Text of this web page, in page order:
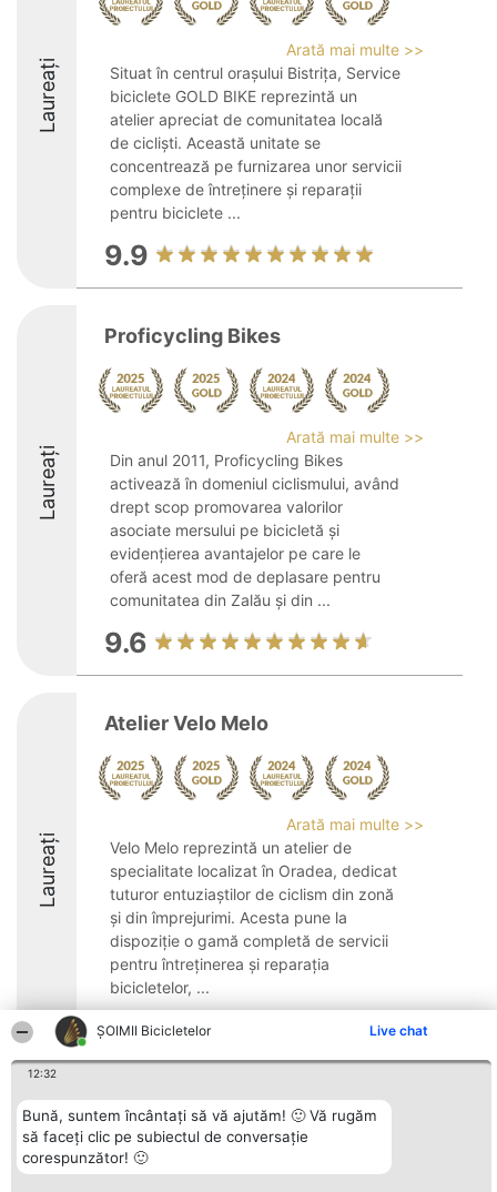
ȘOIMII Bicicletelor Live chat
12:32
Bună, suntem încântați să vă ajutăm! 🙂 Vă rugăm
să faceți clic pe subiectul de conversație
corespunzător! 🙂
Laureați
Arată mai multe >>
Situat în centrul orașului Bistrița, Service
biciclete GOLD BIKE reprezintă un
atelier apreciat de comunitatea locală
de cicliști. Această unitate se
concentrează pe furnizarea unor servicii
complexe de întreținere și reparații
pentru biciclete ...
9.9
Laureați
Proficycling Bikes
Arată mai multe >>
Din anul 2011, Proficycling Bikes
activează în domeniul ciclismului, având
drept scop promovarea valorilor
asociate mersului pe bicicletă și
evidențierea avantajelor pe care le
oferă acest mod de deplasare pentru
comunitatea din Zalău și din ...
9.6
Laureați
Atelier Velo Melo
Arată mai multe >>
Velo Melo reprezintă un atelier de
specialitate localizat în Oradea, dedicat
tuturor entuziaștilor de ciclism din zonă
și din împrejurimi. Acesta pune la
dispoziție o gamă completă de servicii
pentru întreținerea și reparația
bicicletelor, ...
9.6
Organizator Ranking
BRIGHT SOLUTIONS BR SRL
Aleea Timisul De Sus 2 Bl. A30
Sc. A Et. 4 Ap. 13 Cod 061952
București
Plebiscyt
Câștigătorii
Lista Tuturor
Reguli
Contact
Contact